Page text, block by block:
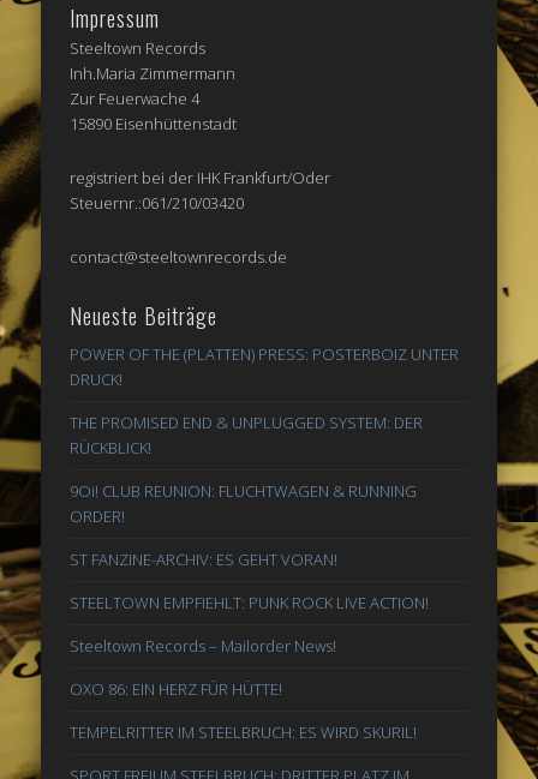
Impressum
Steeltown Records
Inh.Maria Zimmermann
Zur Feuerwache 4
15890 Eisenhüttenstadt
registriert bei der IHK Frankfurt/Oder
Steuernr.:061/210/03420
contact@steeltownrecords.de
Neueste Beiträge
POWER OF THE (PLATTEN) PRESS: POSTERBOIZ UNTER
DRUCK!
THE PROMISED END & UNPLUGGED SYSTEM: DER
RÜCKBLICK!
9Oi! CLUB REUNION: FLUCHTWAGEN & RUNNING
ORDER!
ST FANZINE-ARCHIV: ES GEHT VORAN!
STEELTOWN EMPFIEHLT: PUNK ROCK LIVE ACTION!
Steeltown Records – Mailorder News!
OXO 86: EIN HERZ FÜR HÜTTE!
TEMPELRITTER IM STEELBRUCH: ES WIRD SKURIL!